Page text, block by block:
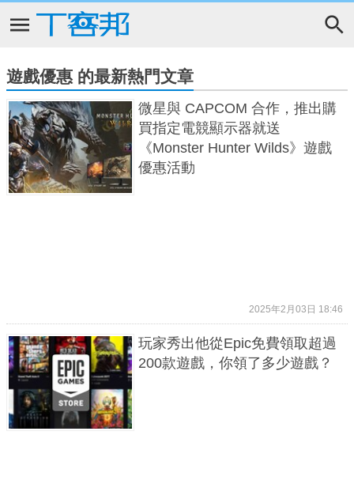
遊戲優惠 的最新熱門文章
微星與 CAPCOM 合作，推出購
買指定電競顯示器就送
《Monster Hunter Wilds》遊戲
優惠活動
2025年2月03日 18:46
玩家秀出他從Epic免費領取超過
200款遊戲，你領了多少遊戲？